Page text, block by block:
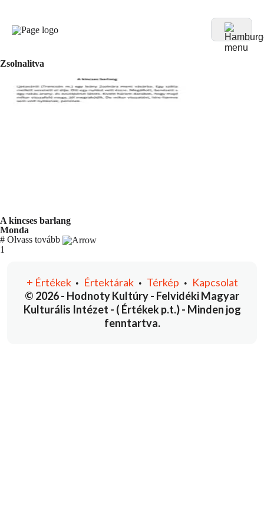
Zsolnalitva
A kincses barlang
Monda
# Olvass tovább
You're currently reading page
1
© 2026 - Hodnoty Kultúry - Felvidéki Magyar
Kulturális Intézet - ( Értékek p.t.) - Minden jog
fenntartva.
+ Értékek • Értektárak• Térkép • Kapcsolat